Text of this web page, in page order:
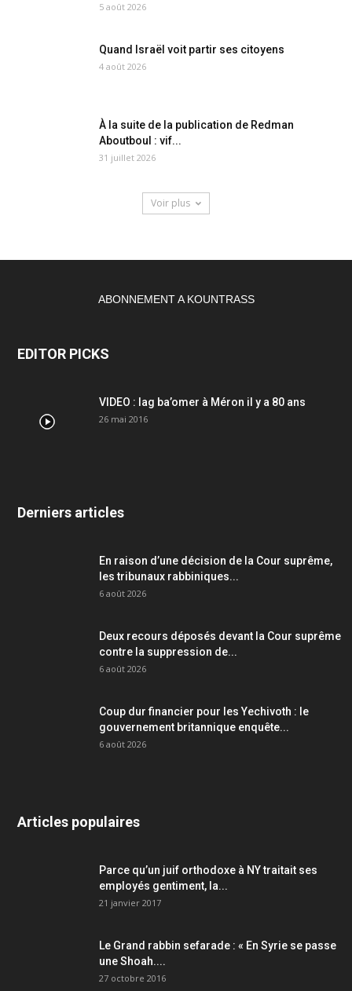
5 août 2026
Quand Israël voit partir ses citoyens
4 août 2026
À la suite de la publication de Redman
Aboutboul : vif...
31 juillet 2026
Voir plus
ABONNEMENT A KOUNTRASS
EDITOR PICKS
VIDEO : lag ba’omer à Méron il y a 80 ans
26 mai 2016
Derniers articles
En raison d’une décision de la Cour suprême,
les tribunaux rabbiniques...
6 août 2026
Deux recours déposés devant la Cour suprême
contre la suppression de...
6 août 2026
Coup dur financier pour les Yechivoth : le
gouvernement britannique enquête...
6 août 2026
Articles populaires
Parce qu’un juif orthodoxe à NY traitait ses
employés gentiment, la...
21 janvier 2017
Le Grand rabbin sefarade : « En Syrie se passe
une Shoah....
27 octobre 2016